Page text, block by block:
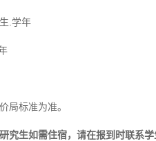
.学年
局标准为准。
究生如需住宿，请在报到时联系